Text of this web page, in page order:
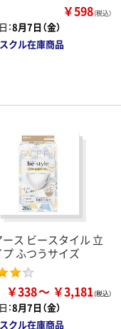
￥598（税込）
：8月7日（金）
クル在庫商品
ース ビースタイル 立
ふつうサイズ
￥338 ￥3,181
：8月7日（金）
クル在庫商品